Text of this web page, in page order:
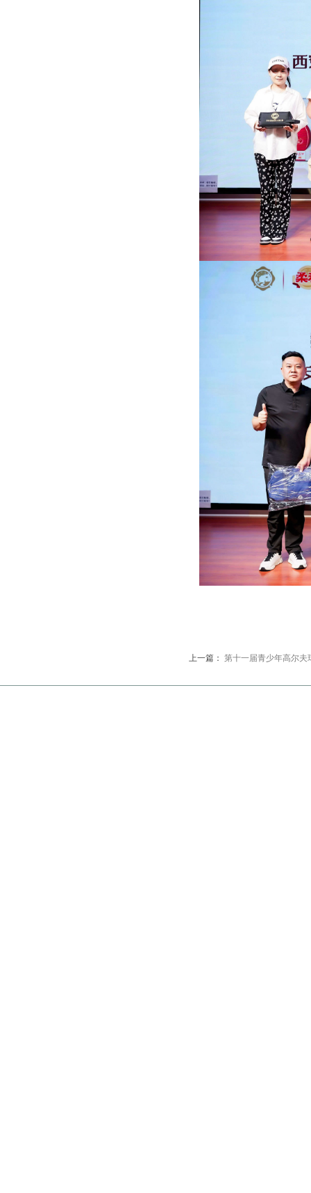
上一篇： 第十一届青少年高尔夫